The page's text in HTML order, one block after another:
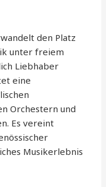
den Platz
unter freiem
Liebhaber
eine
Orchestern und
Es vereint
Musikerlebnis